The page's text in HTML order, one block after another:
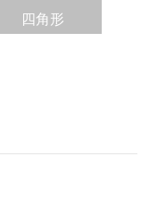
四角形